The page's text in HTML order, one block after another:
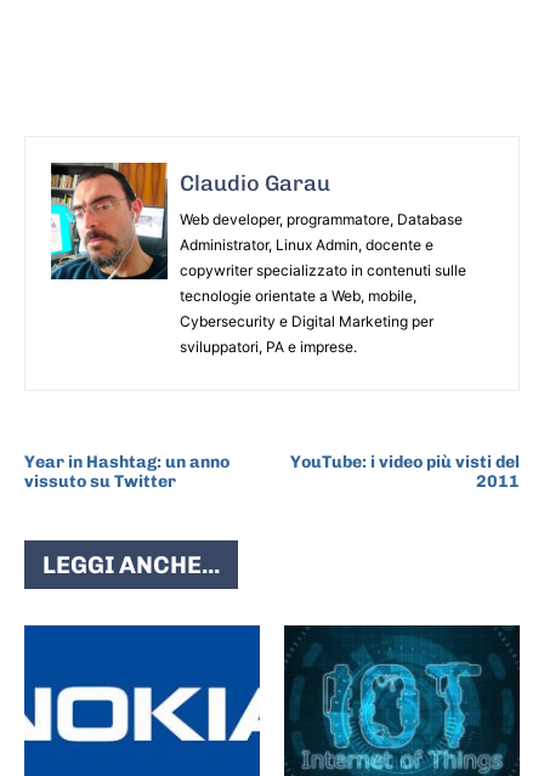
Claudio Garau
Web developer, programmatore, Database
Administrator, Linux Admin, docente e
copywriter specializzato in contenuti sulle
tecnologie orientate a Web, mobile,
Cybersecurity e Digital Marketing per
sviluppatori, PA e imprese.
Year in Hashtag: un anno
vissuto su Twitter
YouTube: i video più visti del
2011
LEGGI ANCHE...